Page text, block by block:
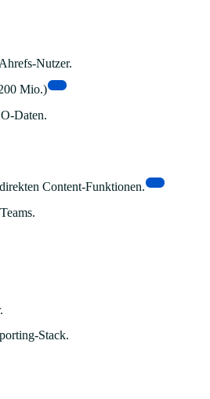
Nutzer.
Mio.)
Daten.
Content-Funktionen.
Stack.